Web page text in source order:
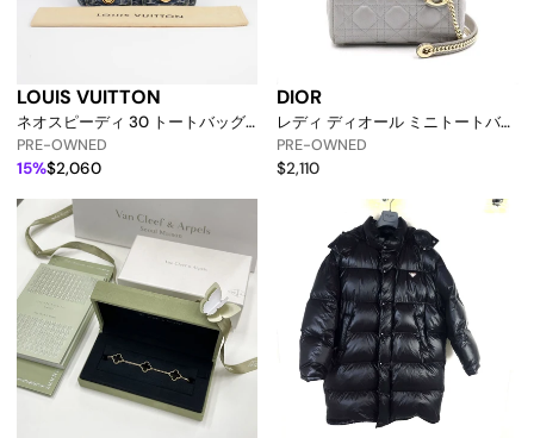
LOUIS VUITTON
ネオスピーディ 30 トートバッグ
156515719 [p]
PRE-OWNED
15%$2,060
DIOR
レディ ディオール ミニトートバッ
グ グレー Aa48521 152889407 [p]
PRE-OWNED
$2,110